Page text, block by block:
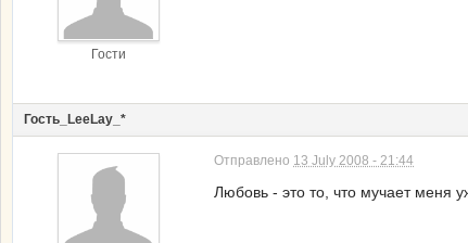
Гости
Гость_LeeLay_*
Отправлено 13 July 2008 - 21:44
Любовь - это то, что мучает меня